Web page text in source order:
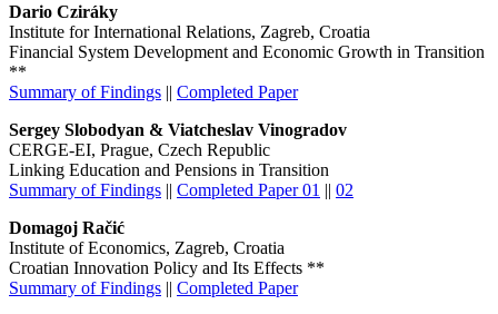
Dario Cziráky
Institute for International Relations, Zagreb, Croatia
Financial System Development and Economic Growth in Transition
**
Summary of Findings || Completed Paper
Sergey Slobodyan & Viatcheslav Vinogradov
CERGE-EI, Prague, Czech Republic
Linking Education and Pensions in Transition
Summary of Findings || Completed Paper 01 || 02
Domagoj Račić
Institute of Economics, Zagreb, Croatia
Croatian Innovation Policy and Its Effects **
Summary of Findings || Completed Paper